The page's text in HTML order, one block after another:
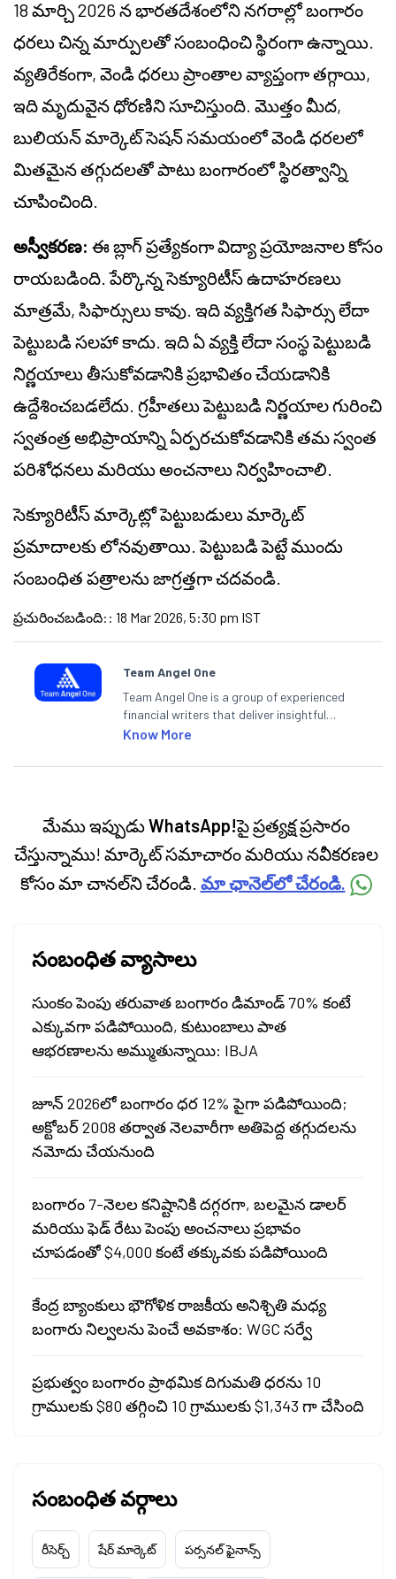
18 మార్చి 2026 న భారతదేశంలోని నగరాల్లో బంగారం
ధరలు చిన్న మార్పులతో సంబంధించి స్థిరంగా ఉన్నాయి.
వ్యతిరేకంగా, వెండి ధరలు ప్రాంతాల వ్యాప్తంగా తగ్గాయి,
ఇది మృదువైన ధోరణిని సూచిస్తుంది. మొత్తం మీద,
బులియన్ మార్కెట్ సెషన్ సమయంలో వెండి ధరలలో
మితమైన తగ్గుదలతో పాటు బంగారంలో స్థిరత్వాన్ని
చూపించింది.
అస్వీకరణ: ఈ బ్లాగ్ ప్రత్యేకంగా విద్యా ప్రయోజనాల కోసం
రాయబడింది. పేర్కొన్న సెక్యూరిటీస్ ఉదాహరణలు
మాత్రమే, సిఫార్సులు కావు. ఇది వ్యక్తిగత సిఫార్సు లేదా
పెట్టుబడి సలహా కాదు. ఇది ఏ వ్యక్తి లేదా సంస్థ పెట్టుబడి
నిర్ణయాలు తీసుకోవడానికి ప్రభావితం చేయడానికి
ఉద్దేశించబడలేదు. గ్రహీతలు పెట్టుబడి నిర్ణయాల గురించి
స్వతంత్ర అభిప్రాయాన్ని ఏర్పరచుకోవడానికి తమ స్వంత
పరిశోధనలు మరియు అంచనాలు నిర్వహించాలి.
సెక్యూరిటీస్ మార్కెట్లో పెట్టుబడులు మార్కెట్
ప్రమాదాలకు లోనవుతాయి. పెట్టుబడి పెట్టే ముందు
సంబంధిత పత్రాలను జాగ్రత్తగా చదవండి.
ప్రచురించబడింది: : 18 Mar 2026, 5:30 pm IST
Team Angel One
Team Angel One is a group of experienced
financial writers that deliver insightful
articles on the stock market, IPO, economy,
categories.
Know More
మేము ఇప్పుడుWhatsApp!పై ప్రత్యక్ష ప్రసారం
చేస్తున్నాము! మార్కెట్ సమాచారం మరియు నవీకరణల
కోసం మా చానల్‌ని చేరండి. మా ఛానెల్‌లో చేరండి.
సంబంధిత వ్యాసాలు
సుంకం పెంపు తరువాత బంగారం డిమాండ్ 70% కంటే
ఎక్కువగా పడిపోయింది, కుటుంబాలు పాత
ఆభరణాలను అమ్ముతున్నాయి: IBJA
జూన్ 2026లో బంగారం ధర 12% పైగా పడిపోయింది;
అక్టోబర్ 2008 తర్వాత నెలవారీగా అతిపెద్ద తగ్గుదలను
నమోదు చేయనుంది
బంగారం 7-నెలల కనిష్టానికి దగ్గరగా, బలమైన డాలర్
మరియు ఫెడ్ రేటు పెంపు అంచనాలు ప్రభావం
చూపడంతో $4,000 కంటే తక్కువకు పడిపోయింది
కేంద్ర బ్యాంకులు భౌగోళిక రాజకీయ అనిశ్చితి మధ్య
బంగారు నిల్వలను పెంచే అవకాశం: WGC సర్వే
ప్రభుత్వం బంగారం ప్రాథమిక దిగుమతి ధరను 10
గ్రాములకు $80 తగ్గించి 10 గ్రాములకు $1,343 గా చేసింది
సంబంధిత వర్గాలు
రీసెర్చ్ షేర్ మార్కెట్ పర్సనల్ ఫైనాన్స్